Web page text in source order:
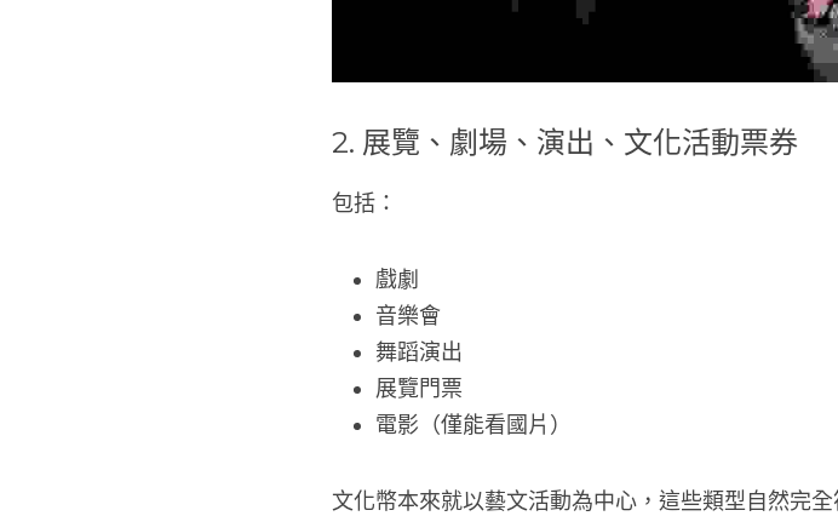
2. 展覽、劇場、演出、文化活動票券
包括：
戲劇
音樂會
舞蹈演出
展覽門票
電影（僅能看國片）
文化幣本來就以藝文活動為中心，這些類型自然完全